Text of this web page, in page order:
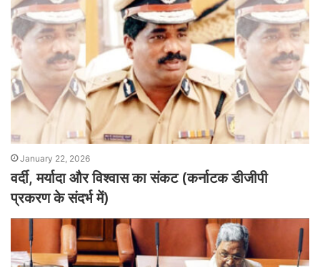
January 22, 2026
वर्दी, मर्यादा और विश्वास का संकट (कर्नाटक डीजीपी
प्रकरण के संदर्भ में)